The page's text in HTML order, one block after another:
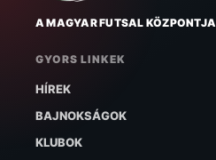
A MAGYAR FUTSAL KÖZPONTJA
GYORS LINKEK
HÍREK
BAJNOKSÁGOK
KLUBOK